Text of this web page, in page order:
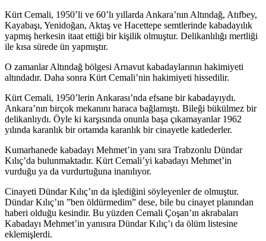
Kürt Cemali, 1950’li ve 60’lı yıllarda Ankara’nın Altındağ, Atıfbey,
Kayabaşı, Yenidoğan, Aktaş ve Hacettepe semtlerinde kabadayılık
yapmış herkesin itaat ettiği bir kişilik olmuştur. Delikanlılığı mertliği
ile kısa sürede ün yapmıştır.
O zamanlar Altındağ bölgesi Arnavut kabadaylarının hakimiyeti
altındadır. Daha sonra Kürt Cemali’nin hakimiyeti hissedilir.
Kürt Cemali, 1950’lerin Ankarası’nda efsane bir kabadayıydı.
Ankara’nın birçok mekanını haraca bağlamıştı. Bileği bükülmez bir
delikanlıydı. Öyle ki karşısında onunla başa çıkamayanlar 1962
yılında karanlık bir ortamda karanlık bir cinayetle katlederler.
Kumarhanede kabadayı Mehmet’in yanı sıra Trabzonlu Dündar
Kılıç’da bulunmaktadır. Kürt Cemali’yi kabadayı Mehmet’in
vurduğu ya da vurdurtuğuna inanılıyor.
Cinayeti Dündar Kılıç’ın da işlediğini söyleyenler de olmuştur.
Dündar Kılıç’ın ”ben öldürmedim” dese, bile bu cinayet planından
haberi olduğu kesindir. Bu yüzden Cemali Çoşan’ın akrabaları
Kabadayı Mehmet’in yanısıra Dündar Kılıç’ı da ölüm listesine
eklemişlerdi.